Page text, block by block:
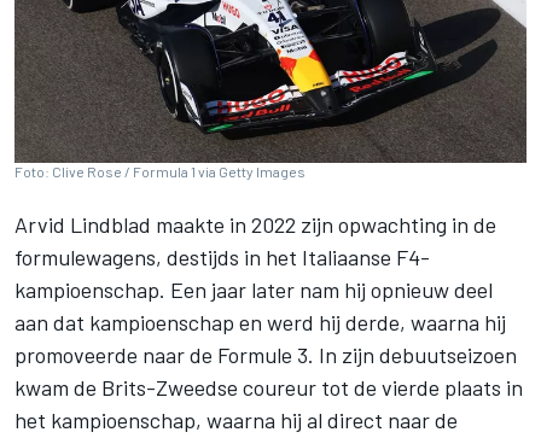
Foto: Clive Rose / Formula 1 via Getty Images
Arvid Lindblad maakte in 2022 zijn opwachting in de
formulewagens, destijds in het Italiaanse F4-
kampioenschap. Een jaar later nam hij opnieuw deel
aan dat kampioenschap en werd hij derde, waarna hij
promoveerde naar de Formule 3. In zijn debuutseizoen
kwam de Brits-Zweedse coureur tot de vierde plaats in
het kampioenschap, waarna hij al direct naar de